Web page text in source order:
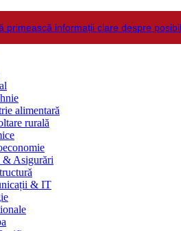
primească informații clare despre
alimentară
rurală
& Asigurări
& IT